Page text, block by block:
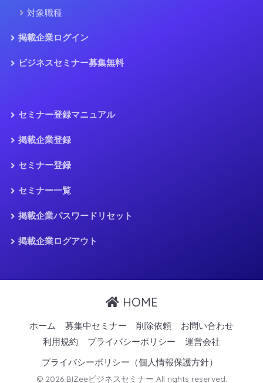
対象職種
掲載企業ログイン
ビジネスセミナー募集無料
セミナー登録マニュアル
掲載企業登録
セミナー登録
セミナー一覧
掲載企業パスワードリセット
掲載企業ログアウト
HOME
ホーム 募集中セミナー 削除依頼
お問い合わせ
利用規約
プライバシーポリシー
運営会社
プライバシーポリシー（個人情報保護方針）
© 2026 BIZeeビジネスセミナー All rights reserved.